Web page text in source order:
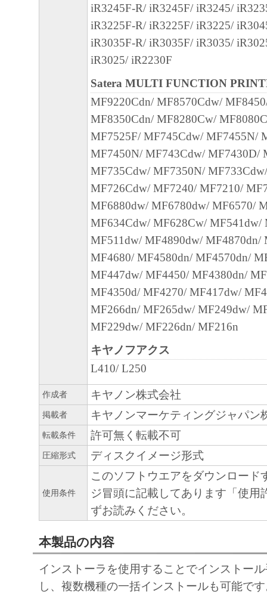
効に存続するものとします。
キヤノン株式会社
No.022774
iR3245F-R/ iR3245F/ iR3245/
iR3225F-R/ iR3225F/ iR3225/
iR3035F-R/ iR3035F/ iR3035/
iR3025/ iR2230F
Satera MULTI FUNCTION
MF9220Cdn/ MF8570Cdw/
MF8350Cdn/ MF8280Cw/
MF7525F/ MF745Cdw/ MF7455N/
MF7450N/ MF743Cdw/ MF7430D/
MF735Cdw/ MF7350N/
MF726Cdw/ MF7240/ MF7210/
MF6880dw/ MF6780dw/ MF6570/
MF634Cdw/ MF628Cw/ MF541dw/
MF511dw/ MF4890dw/ MF4870dn/
MF4680/ MF4580dn/ MF4570dn/
MF447dw/ MF4450/ MF4380dn/
MF4350d/ MF4270/ MF417dw/
MF266dn/ MF265dw/ MF249dw/
MF229dw/ MF226dn/ MF216n
キヤノフアクス
L410/ L250
作成者 キヤノン株式会社
掲載者 キヤノンマーケティングジャパン
転載条件 許可無く転載不可
圧縮形式 ディスクイメージ形式
使用条件
このソフトウエアをダウンロード
ジ冒頭に記載してあります「使用
ずお読みください。
本製品の内容
インストーラを使用することでインストー
し、複数機種の一括インストールも可能で